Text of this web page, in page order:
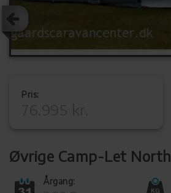
Pris:
Øvrige Camp-Let North
Årgang: